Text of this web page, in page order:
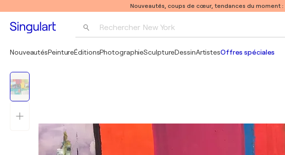
Nouveautés, coups de cœur, tendances du moment :
Rechercher New York
NouveautésPeintureÉditionsPhotographieSculptureDessinArtistesOffres spéciales